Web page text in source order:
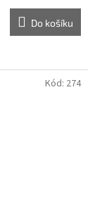
Do košíku
Kód: 274